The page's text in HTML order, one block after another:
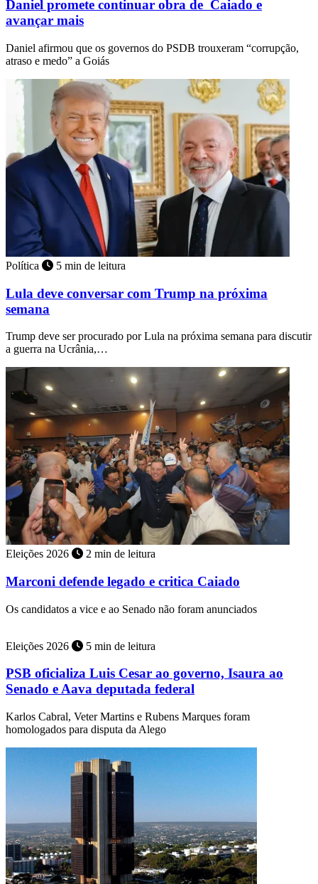
Daniel promete continuar obra de Caiado e
avançar mais
Daniel afirmou que os governos do PSDB trouxeram “corrupção,
atraso e medo” a Goiás
Política 5 min de leitura
Lula deve conversar com Trump na próxima
semana
Trump deve ser procurado por Lula na próxima semana para discutir
a guerra na Ucrânia,…
Eleições 2026 2 min de leitura
Marconi defende legado e critica Caiado
Os candidatos a vice e ao Senado não foram anunciados
Eleições 2026 5 min de leitura
PSB oficializa Luis Cesar ao governo, Isaura ao
Senado e Aava deputada federal
Karlos Cabral, Veter Martins e Rubens Marques foram
homologados para disputa da Alego